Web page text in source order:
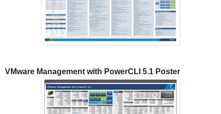
VMware Management with PowerCLI 5.1 Poster